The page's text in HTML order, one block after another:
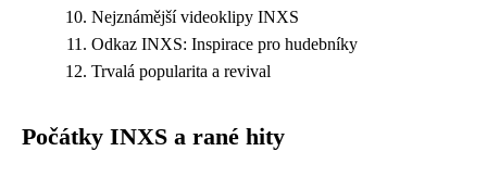
Nejznámější videoklipy INXS
Odkaz INXS: Inspirace pro hudebníky
Trvalá popularita a revival
Počátky INXS a rané hity